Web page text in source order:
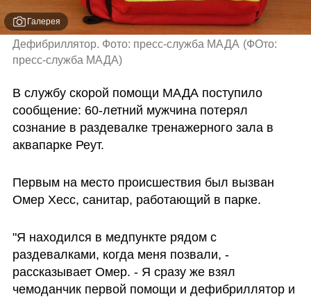
Галерея
Дефибриллятор. Фото: пресс-служба МАДА (ФОто:
пресс-служба МАДА)
В службу скорой помощи МАДА поступило
сообщение: 60-летний мужчина потерял
сознание в раздевалке тренажерного зала в
аквапарке Реут.
Первым на место происшествия был вызван
Омер Хесс, санитар, работающий в парке.
"Я находился в медпункте рядом с
раздевалками, когда меня позвали, -
рассказывает Омер. - Я сразу же взял
чемоданчик первой помощи и дефибриллятор и